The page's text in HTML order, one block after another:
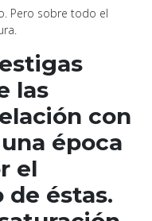
Pero sobre todo el
las
con
época
el
de éstas.